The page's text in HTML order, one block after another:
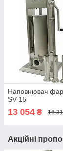
Наповнювач
SV-15
13 054 ₴ 16
Акційні